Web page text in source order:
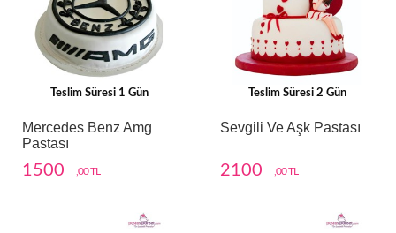
Teslim Süresi 1 Gün
Mercedes Benz Amg
Pastası
1500 ,00 TL
Teslim Süresi 2 Gün
Sevgili Ve Aşk Pastası
2100 ,00 TL